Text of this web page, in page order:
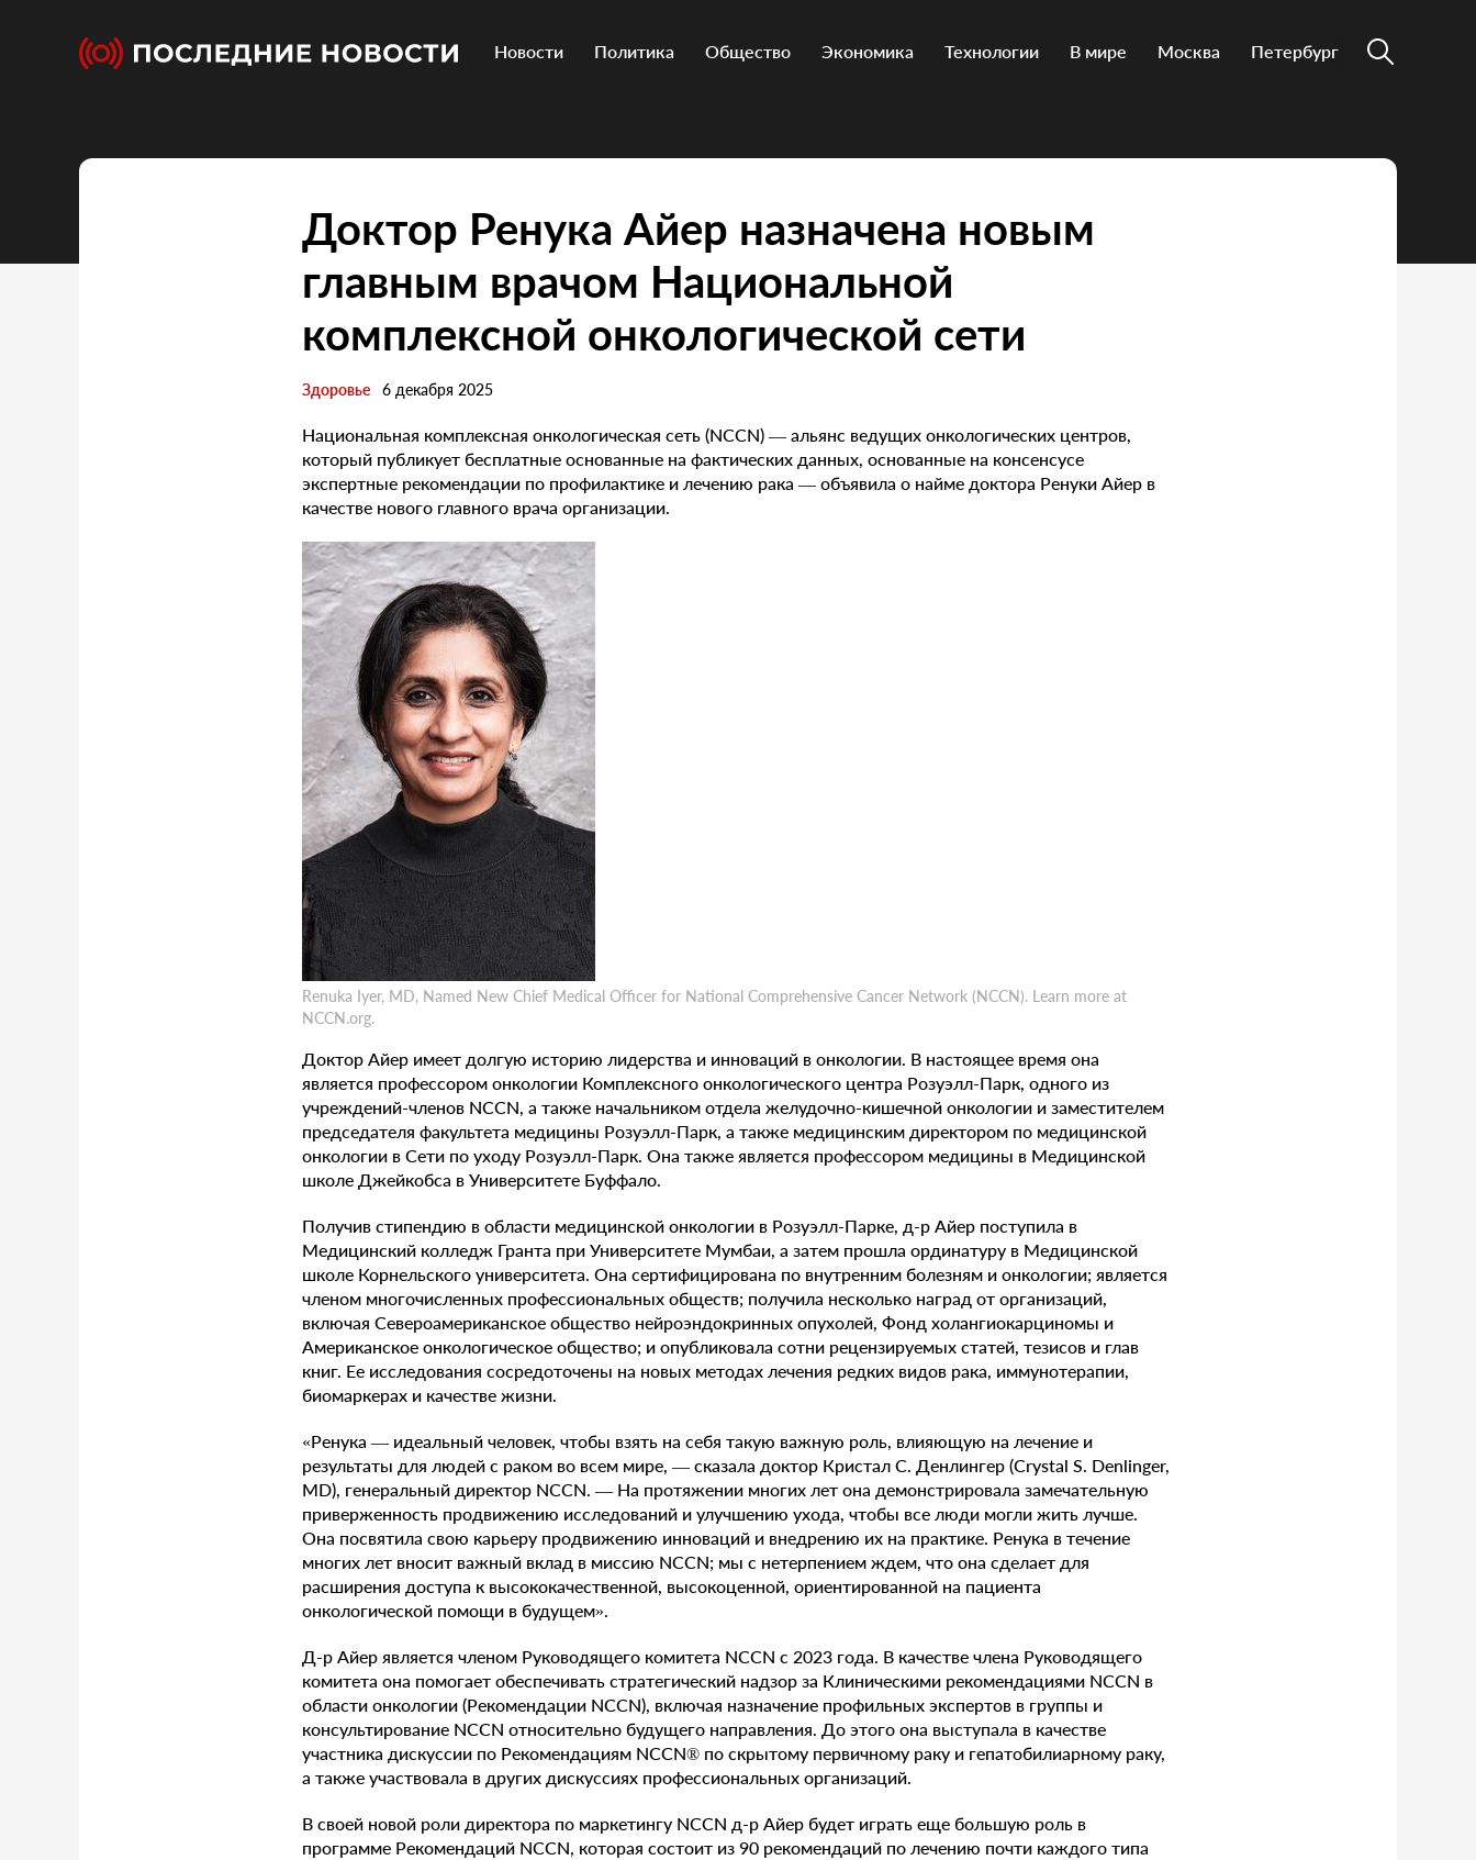
Новости Политика Общество Экономика Технологии В мире Москва Петербург
Доктор Ренука Айер назначена новым
главным врачом Национальной
комплексной онкологической сети
Здоровье 6 декабря 2025
Национальная комплексная онкологическая сеть (NCCN) — альянс ведущих онкологических центров,
который публикует бесплатные основанные на фактических данных, основанные на консенсусе
экспертные рекомендации по профилактике и лечению рака — объявила о найме доктора Ренуки Айер в
качестве нового главного врача организации.
Renuka Iyer, MD, Named New Chief Medical Officer for National Comprehensive Cancer Network (NCCN). Learn more at
NCCN.org.
Доктор Айер имеет долгую историю лидерства и инноваций в онкологии. В настоящее время она
является профессором онкологии Комплексного онкологического центра Розуэлл-Парк, одного из
учреждений-членов NCCN, а также начальником отдела желудочно-кишечной онкологии и заместителем
председателя факультета медицины Розуэлл-Парк, а также медицинским директором по медицинской
онкологии в Сети по уходу Розуэлл-Парк. Она также является профессором медицины в Медицинской
школе Джейкобса в Университете Буффало.
Получив стипендию в области медицинской онкологии в Розуэлл-Парке, д-р Айер поступила в
Медицинский колледж Гранта при Университете Мумбаи, а затем прошла ординатуру в Медицинской
школе Корнельского университета. Она сертифицирована по внутренним болезням и онкологии; является
членом многочисленных профессиональных обществ; получила несколько наград от организаций,
включая Североамериканское общество нейроэндокринных опухолей, Фонд холангиокарциномы и
Американское онкологическое общество; и опубликовала сотни рецензируемых статей, тезисов и глав
книг. Ее исследования сосредоточены на новых методах лечения редких видов рака, иммунотерапии,
биомаркерах и качестве жизни.
«Ренука — идеальный человек, чтобы взять на себя такую важную роль, влияющую на лечение и
результаты для людей с раком во всем мире, — сказала доктор Кристал С. Денлингер (Crystal S. Denlinger,
MD), генеральный директор NCCN. — На протяжении многих лет она демонстрировала замечательную
приверженность продвижению исследований и улучшению ухода, чтобы все люди могли жить лучше.
Она посвятила свою карьеру продвижению инноваций и внедрению их на практике. Ренука в течение
многих лет вносит важный вклад в миссию NCCN; мы с нетерпением ждем, что она сделает для
расширения доступа к высококачественной, высокоценной, ориентированной на пациента
онкологической помощи в будущем».
Д-р Айер является членом Руководящего комитета NCCN с 2023 года. В качестве члена Руководящего
комитета она помогает обеспечивать стратегический надзор за Клиническими рекомендациями NCCN в
области онкологии (Рекомендации NCCN), включая назначение профильных экспертов в группы и
консультирование NCCN относительно будущего направления. До этого она выступала в качестве
участника дискуссии по Рекомендациям NCCN® по скрытому первичному раку и гепатобилиарному раку,
а также участвовала в других дискуссиях профессиональных организаций.
В своей новой роли директора по маркетингу NCCN д-р Айер будет играть еще большую роль в
программе Рекомендаций NCCN, которая состоит из 90 рекомендаций по лечению почти каждого типа